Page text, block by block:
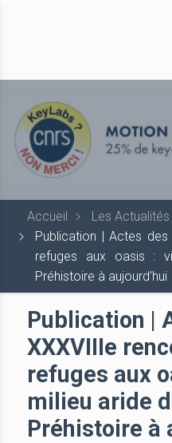
Accueil
Les Actualités
Publication | Actes
refuges aux oasis :
Préhistoire à aujourd’hui
Publication |
XXXVIIIe
refuges aux
milieu aride
Préhistoire à